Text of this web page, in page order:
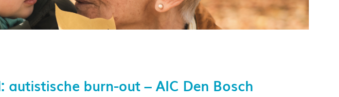
autistische burn-out – AIC Den Bosch